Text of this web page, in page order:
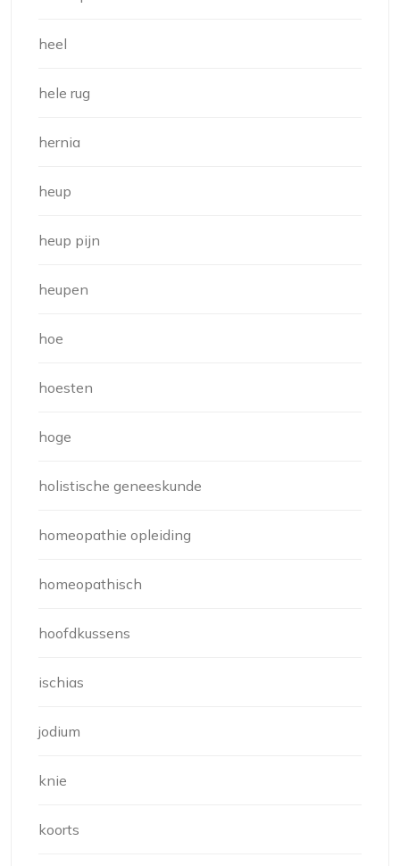
heel
hele rug
hernia
heup
heup pijn
heupen
hoe
hoesten
hoge
holistische geneeskunde
homeopathie opleiding
homeopathisch
hoofdkussens
ischias
jodium
knie
koorts